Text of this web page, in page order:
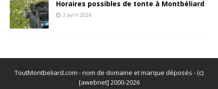
Horaires possibles de tonte à Montbéliard
2 avril 2026
ToutMontbeliard.com - nom de domaine et marque déposés - (c)
[awebnet] 2000-2026